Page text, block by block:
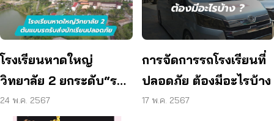
โรงเรียนหาดใหญ่
วิทยาลัย 2 ยกระดับ“รถ
รับส่งนักเรียนปลอดภัย
24 พ.ค. 2567
การจัดการรถโรงเรียนที่
ปลอดภัย ต้องมีอะไรบ้าง
17 พ.ค. 2567